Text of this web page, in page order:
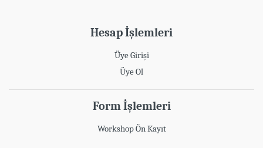
Hesap İşlemleri
Üye Girişi
Üye Ol
Form İşlemleri
Workshop Ön Kayıt